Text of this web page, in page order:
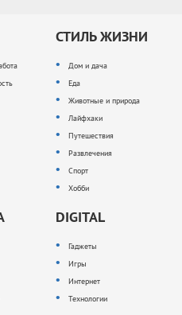
СТИЛЬ ЖИЗНИ
Дом и дача
Еда
Животные и природа
Лайфхаки
Путешествия
Развлечения
Спорт
Хобби
DIGITAL
Гаджеты
Игры
Интернет
Технологии